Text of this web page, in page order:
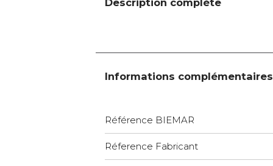
Informations complémentaires
Référence BIEMAR
Réference Fabricant